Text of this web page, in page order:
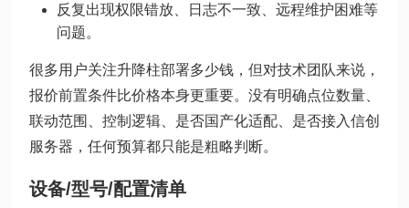
反复出现权限错放、日志不一致、远程维护困难等
问题。
很多用户关注升降柱部署多少钱，但对技术团队来说，
报价前置条件比价格本身更重要。没有明确点位数量、
联动范围、控制逻辑、是否国产化适配、是否接入信创
服务器，任何预算都只能是粗略判断。
设备/型号/配置清单